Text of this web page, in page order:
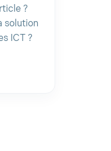
?
solution
ICT ?